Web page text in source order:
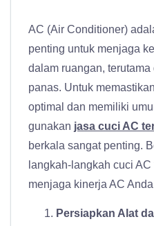
AC (Air Conditioner)
penting untuk menjaga
dalam ruangan,
panas. Untuk
optimal dan memiliki
gunakan jasa cuci AC
berkala sangat penting.
langkah-langkah cuci
menjaga kinerja AC
Persiapkan Alat